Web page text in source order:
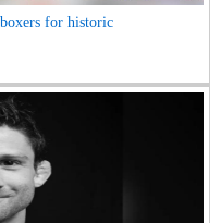
for historic